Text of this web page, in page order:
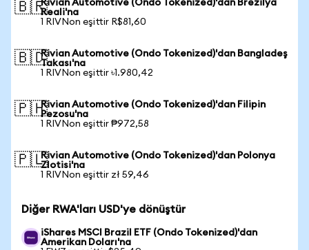
🇧🇷Rivian Automotive (Ondo Tokenized)'dan Brezilya
Reali'na
1 RIVNon eşittir R$81,60
🇧🇩Rivian Automotive (Ondo Tokenized)'dan Bangladeş
Takası'na
1 RIVNon eşittir ৳1.980,42
🇵🇭Rivian Automotive (Ondo Tokenized)'dan Filipin
Pezosu'na
1 RIVNon eşittir ₱972,58
🇵🇱Rivian Automotive (Ondo Tokenized)'dan Polonya
Zlotisi'na
1 RIVNon eşittir zł 59,46
Diğer RWA'ları USD'ye dönüştür
iShares MSCI Brazil ETF (Ondo Tokenized)'dan
Amerikan Doları'na